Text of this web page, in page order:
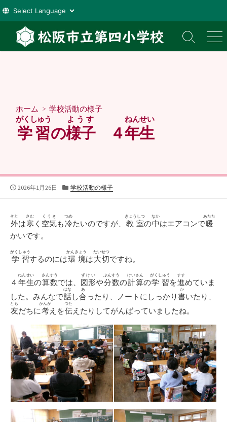
テ
検
索
メ
ニ
ホーム > 学校活動の様子
学習
がくしゅう
の様子
ようす
４年生
ねんせい
公
2026年1月26日
カ
リ
ー
学校活動の様子
外
そと
は寒
さむ
く 空気
くうき
も冷
つめ
たいのですが、 教室
きょうしつ
の中
なか
はエアコンで暖
あたた
かいです。
学習
がくしゅう
するのには環境
かんきょう
は大切
たいせつ
ですね。
４ 年生
ねんせい
の算数
さんすう
では、 図形
ずけい
や分数
ぶんすう
の計算
けいさん
の学習
がくしゅう
を進
すす
めていま
した。みんなで話
はな
し合
あ
ったり、ノートにしっかり書
か
いたり、
友
とも
だちに考
かんが
えを伝
つた
えたりしてがんばっていましたね。